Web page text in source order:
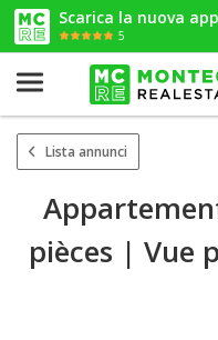
Scarica la nuova
5
Lista annunci
pièces | Vue